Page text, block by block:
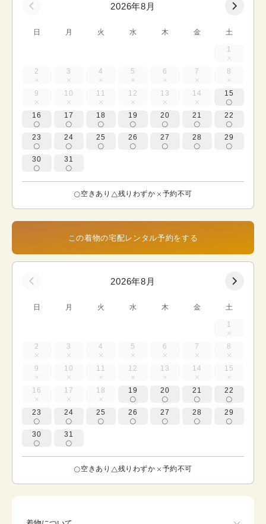
2026年8月
日 月 火 水 木 金 土
1
2 3 4 5 6 7 8
9 10 11 12 13 14 15
16 17 18 19 20 21 22
23 24 25 26 27 28 29
30 31
空きあり 残りわずか 予約不可
この着物の宅配レンタル予約をする
2026年8月
日 月 火 水 木 金 土
1
2 3 4 5 6 7 8
9 10 11 12 13 14 15
16 17 18 19 20 21 22
23 24 25 26 27 28 29
30 31
空きあり 残りわずか 予約不可